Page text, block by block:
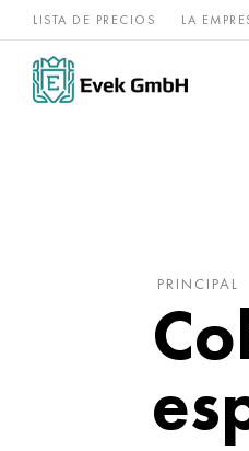
LISTA DE PRECIOS LA
Aleaciones de
níquel
PRINCIPAL